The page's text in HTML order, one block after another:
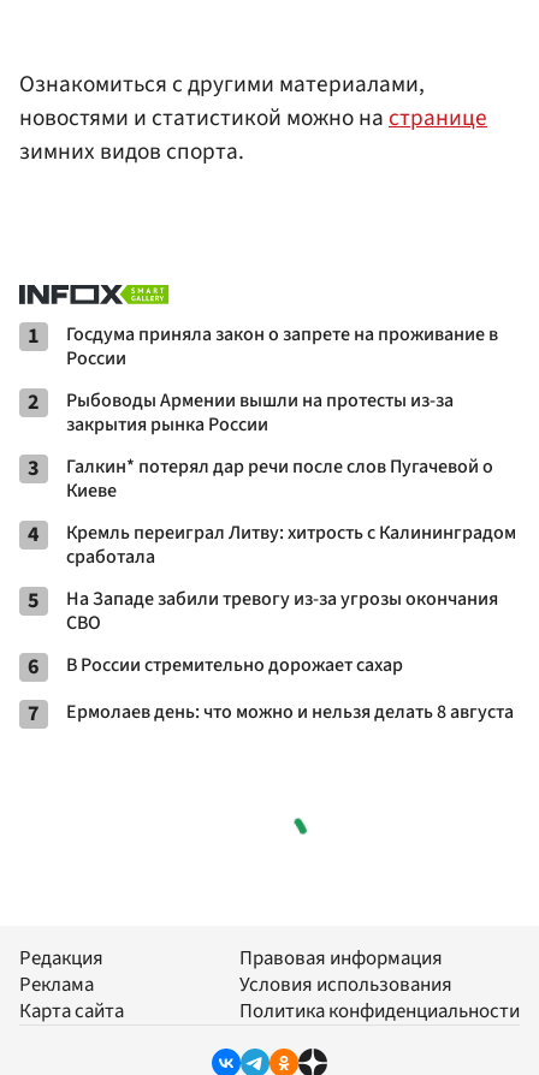
Ознакомиться с другими материалами,
новостями и статистикой можно настранице
зимних видов спорта.
1
Госдума приняла закон о запрете на проживание в
России
2
Рыбоводы Армении вышли на протесты из-за
закрытия рынка России
3
Галкин* потерял дар речи после слов Пугачевой о
Киеве
4
Кремль переиграл Литву: хитрость с Калининградом
сработала
5
На Западе забили тревогу из-за угрозы окончания
СВО
6 В России стремительно дорожает сахар
7 Ермолаев день: что можно и нельзя делать 8 августа
Редакция
Реклама
Карта сайта
Правовая информация
Условия использования
Политика конфиденциальности